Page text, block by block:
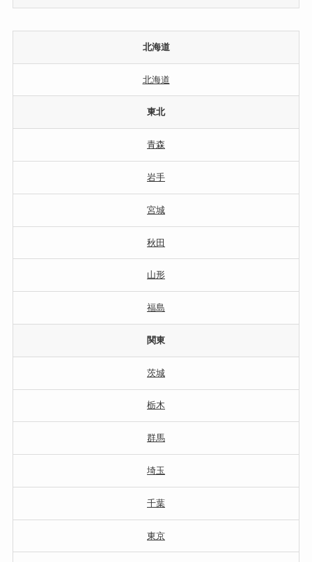
北海道
北海道
東北
青森
岩手
宮城
秋田
山形
福島
関東
茨城
栃木
群馬
埼玉
千葉
東京